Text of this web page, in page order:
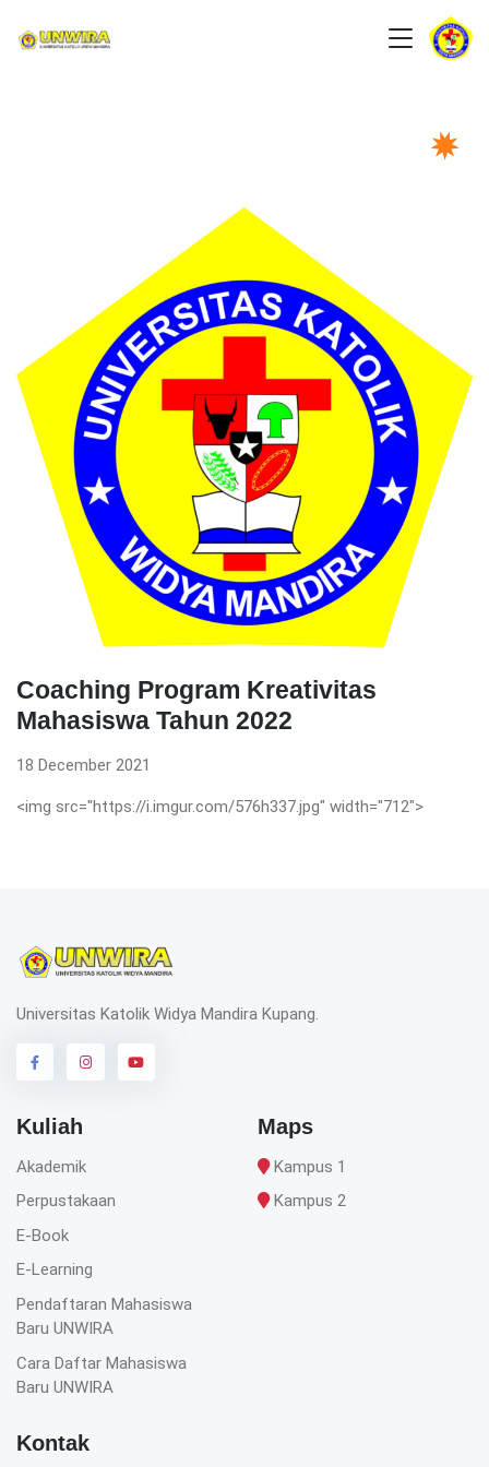
Coaching Program Kreativitas
Mahasiswa Tahun 2022
18 December 2021
<img src="https://i.imgur.com/576h337.jpg" width="712">
Universitas Katolik Widya Mandira Kupang.
Kuliah
Akademik
Perpustakaan
E-Book
E-Learning
Pendaftaran Mahasiswa
Baru UNWIRA
Cara Daftar Mahasiswa
Baru UNWIRA
Maps
Kampus 1
Kampus 2
Kontak